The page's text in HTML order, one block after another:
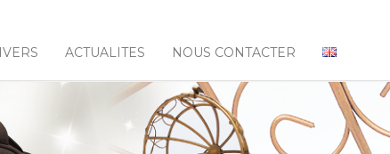
ACTUALITES NOUS CONTACTER